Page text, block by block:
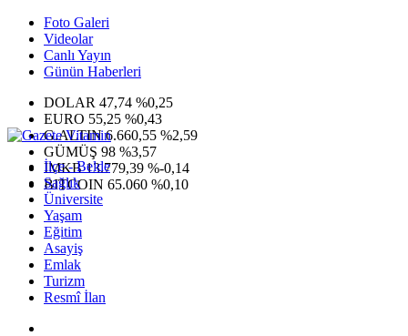
Foto Galeri
Videolar
Canlı Yayın
Günün Haberleri
DOLAR 47,74 %0,25
EURO 55,25 %0,43
G.ALTIN6.660,55 %2,59
GÜMÜŞ 98 %3,57
IMKB13.779,39 %-0,14
BITCOIN 65.060 %0,10
İlçe - Belde
Sağlık
Üniversite
Yaşam
Eğitim
Asayiş
Emlak
Turizm
Resmî İlan